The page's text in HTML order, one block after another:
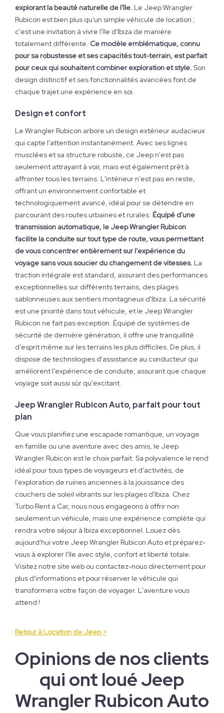
explorant la beauté naturelle de l'île. Le Jeep Wrangler
Rubicon est bien plus qu'un simple véhicule de location ;
c'est une invitation à vivre l'île d'Ibiza de manière
totalement différente. Ce modèle emblématique, connu
pour sa robustesse et ses capacités tout-terrain, est parfait
pour ceux qui souhaitent combiner exploration et style. Son
design distinctif et ses fonctionnalités avancées font de
chaque trajet une expérience en soi.
Design et confort
Le Wrangler Rubicon arbore un design extérieur audacieux
qui capte l'attention instantanément. Avec ses lignes
musclées et sa structure robuste, ce Jeep n'est pas
seulement attrayant à voir, mais est également prêt à
affronter tous les terrains. L'intérieur n'est pas en reste,
offrant un environnement confortable et
technologiquement avancé, idéal pour se détendre en
parcourant des routes urbaines et rurales. Équipé d'une
transmission automatique, le Jeep Wrangler Rubicon
facilite la conduite sur tout type de route, vous permettant
de vous concentrer entièrement sur l'expérience du
voyage sans vous soucier du changement de vitesses. La
traction intégrale est standard, assurant des performances
exceptionnelles sur différents terrains, des plages
sablonneuses aux sentiers montagneux d'Ibiza. La sécurité
est une priorité dans tout véhicule, et le Jeep Wrangler
Rubicon ne fait pas exception. Équipé de systèmes de
sécurité de dernière génération, il offre une tranquillité
d'esprit même sur les terrains les plus difficiles. De plus, il
dispose de technologies d'assistance au conducteur qui
améliorent l'expérience de conduite, assurant que chaque
voyage soit aussi sûr qu'excitant.
Jeep Wrangler Rubicon Auto, parfait pour tout
plan
Que vous planifiez une escapade romantique, un voyage
en famille ou une aventure avec des amis, le Jeep
Wrangler Rubicon est le choix parfait. Sa polyvalence le rend
idéal pour tous types de voyageurs et d'activités, de
l'exploration de ruines anciennes à la jouissance des
couchers de soleil vibrants sur les plages d'Ibiza. Chez
Turbo Rent a Car, nous nous engageons à offrir non
seulement un véhicule, mais une expérience complète qui
rendra votre séjour à Ibiza exceptionnel. Louez dès
aujourd'hui votre Jeep Wrangler Rubicon Auto et préparez-
vous à explorer l'île avec style, confort et liberté totale.
Visitez notre site web ou contactez-nous directement pour
plus d'informations et pour réserver le véhicule qui
transformera votre façon de voyager. L'aventure vous
attend !
Retour à Location de Jeep >
Opinions de nos clients
qui ont loué Jeep
Wrangler Rubicon Auto